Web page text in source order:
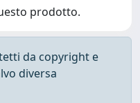
prodotto.
da copyright e
diversa